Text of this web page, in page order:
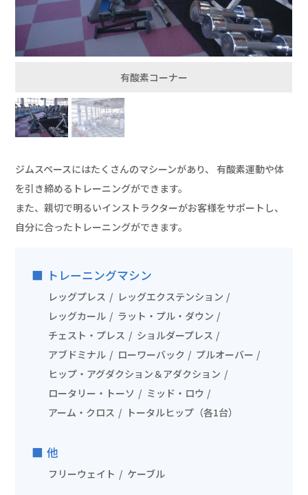
有酸素コーナー
ジムスペースにはたくさんのマシーンがあり、 有酸素運動や体
を引き締めるトレーニングができます。
また、親切で明るいインストラクターがお客様をサポートし、
自分に合ったトレーニングができます。
トレーニングマシン
レッグプレス
レッグエクステンション
レッグカール
ラット・プル・ダウン
チェスト・プレス
ショルダープレス
アブドミナル
ローワーバック
プルオーバー
ヒップ・アグダクション＆アダクション
ロータリー・トーソ
ミッド・ロウ
アーム・クロス
トータルヒップ（各1台）
他
フリーウェイト ケーブル